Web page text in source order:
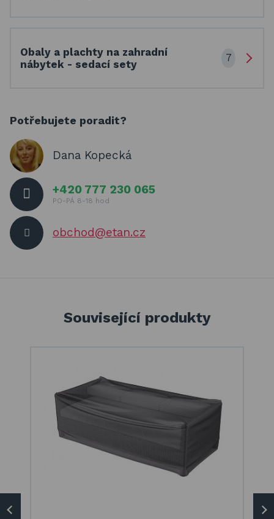
Obaly a plachty na zahradní
nábytek - sedací sety
7
Potřebujete poradit?
Dana Kopecká
+420 777 230 065
PO-PÁ 8-18 hod
obchod@etan.cz
Související produkty